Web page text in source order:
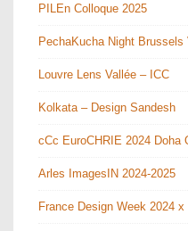
PILEn Colloque 2025
PechaKucha Night Brussels
Louvre Lens Vallée – ICC
Kolkata – Design Sandesh
cCc EuroCHRIE 2024 Doha
Arles ImagesIN 2024-2025
France Design Week 2024